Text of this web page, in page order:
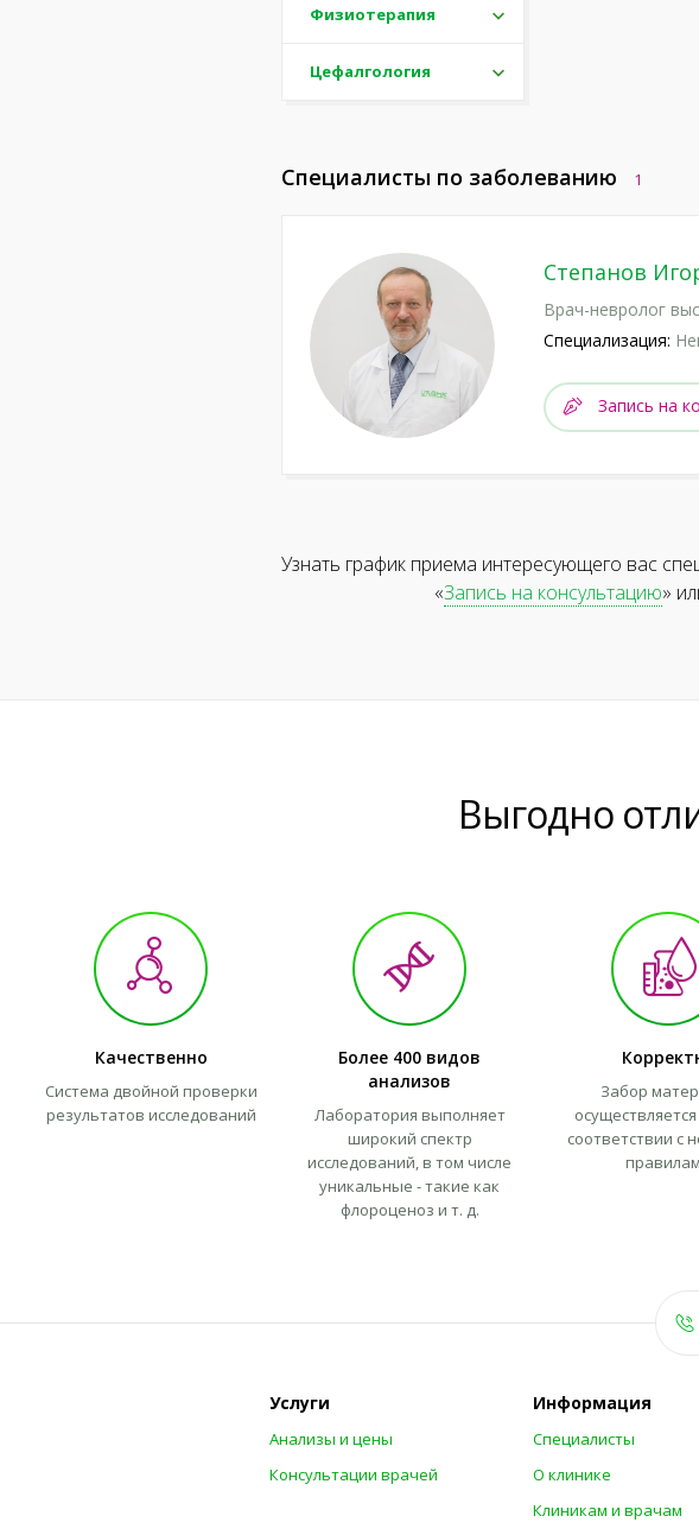
Физиотерапия
Цефалгология
Специалисты по заболеванию 1
Степанов
Врач-невролог
Специализация:
Запись на
Узнать график приема интересующего вас
«Запись на консультацию»
Выгодно
Качественно
Система двойной проверки
результатов исследований
Более 400 видов
анализов
Лаборатория выполняет
широкий спектр
исследований, в том числе
уникальные - такие как
флороценоз и т. д.
Забор
осуществляется
соответствии с
Услуги
Анализы и цены
Консультации врачей
Информация
Специалисты
О клинике
Клиникам и врачам